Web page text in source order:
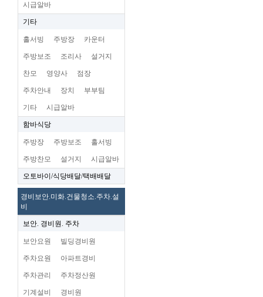
시급알바
기타
홀서빙 주방장 카운터
주방보조 조리사 설거지
찬모 영양사 점장
주차안내 장치 부부팀
기타 시급알바
함바식당
주방장 주방보조 홀서빙
주방찬모 설거지 시급알바
오토바이/식당배달/택배배달
경비보안.미화.건물청소.주차.설
비
보안. 경비원. 주차
보안요원 빌딩경비원
주차요원 아파트경비
주차관리 주차정산원
기계설비 경비원